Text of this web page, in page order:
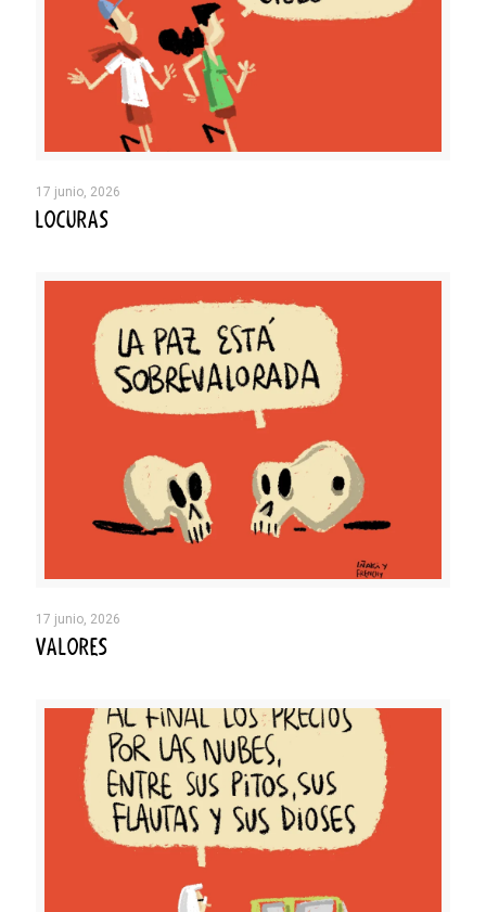
17 junio, 2026
LOCURAS
17 junio, 2026
VALORES